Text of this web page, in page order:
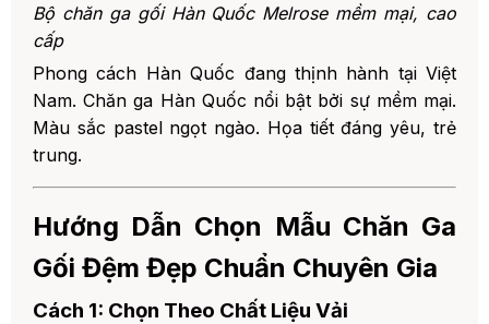
Bộ chăn ga gối Hàn Quốc Melrose mềm mại, cao
cấp
Phong cách Hàn Quốc đang thịnh hành tại Việt
Nam. Chăn ga Hàn Quốc nổi bật bởi sự mềm mại.
Màu sắc pastel ngọt ngào. Họa tiết đáng yêu, trẻ
trung.
Hướng Dẫn Chọn Mẫu Chăn Ga
Gối Đệm Đẹp Chuẩn Chuyên Gia
Cách 1: Chọn Theo Chất Liệu Vải